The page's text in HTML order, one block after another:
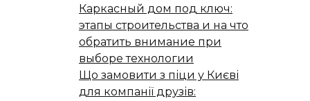
Каркасный дом под ключ:
этапы строительства и на что
обратить внимание при
выборе технологии
Що замовити з піци у Києві
для компанії друзів: